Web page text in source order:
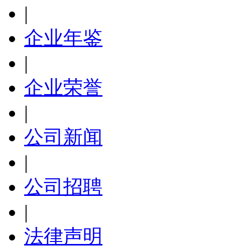
|
企业年鉴
|
企业荣誉
|
公司新闻
|
公司招聘
|
法律声明